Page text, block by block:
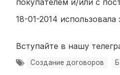
18-01-2014 использовала
Вступайте в нашу
Создание договоров